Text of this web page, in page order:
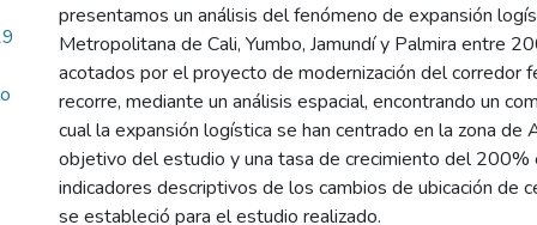
presentamos un análisis del fenómeno de expansión
Metropolitana de Cali, Yumbo, Jamundí y Palmira entre
acotados por el proyecto de modernización del corredor
recorre, mediante un análisis espacial, encontrando un
cual la expansión logística se han centrado en la zona de
objetivo del estudio y una tasa de crecimiento del 200%
indicadores descriptivos de los cambios de ubicación de
se estableció para el estudio realizado.